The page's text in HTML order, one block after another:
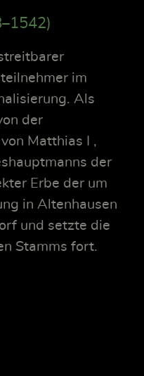
im
Als
der
Matthias I ,
der
Erbe der um
in Altenhausen
und setzte die
Stamms fort.